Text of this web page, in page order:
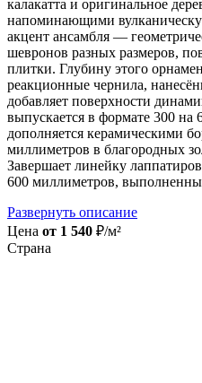
калакатта и оригинальное
напоминающими
акцент ансамбля —
шевронов разных размеров,
плитки. Глубину этого
реакционные чернила,
добавляет поверхности
выпускается в формате 300 на
дополняется керамическими
миллиметров в благородных
Завершает линейку
600 миллиметров,
Развернуть описание
Цена от 1 540 ₽/м²
Страна